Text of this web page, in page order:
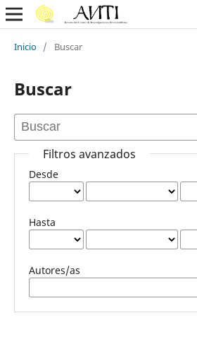
Inicio / Buscar
Buscar
Filtros avanzados
Desde
Hasta
Autores/as